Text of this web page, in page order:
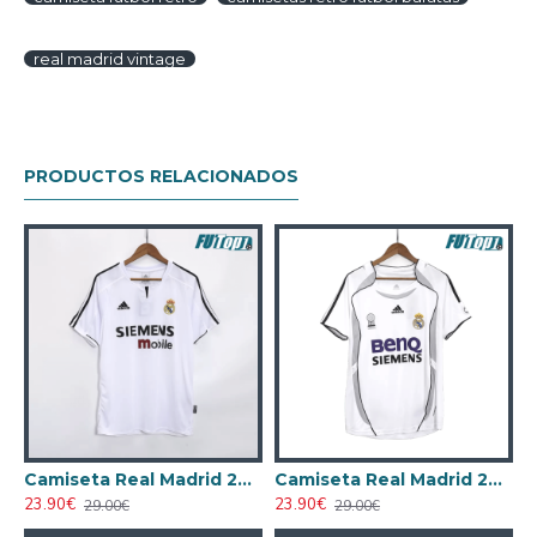
real madrid vintage
PRODUCTOS RELACIONADOS
Camiseta Real Madrid 2003/04 Local Retro Blanco
23.90€ 29.00€
Camiseta Real Madrid 2006/07 Local Retro Blanco
23.90€ 29.00€